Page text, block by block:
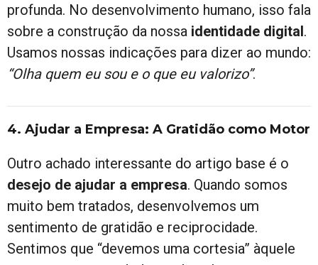
profunda. No desenvolvimento humano, isso fala
sobre a construção da nossa identidade digital.
Usamos nossas indicações para dizer ao mundo:
“Olha quem eu sou e o que eu valorizo”.
4. Ajudar a Empresa: A Gratidão como Motor
Outro achado interessante do artigo base é o
desejo de ajudar a empresa. Quando somos
muito bem tratados, desenvolvemos um
sentimento de gratidão e reciprocidade.
Sentimos que “devemos uma cortesia” àquele